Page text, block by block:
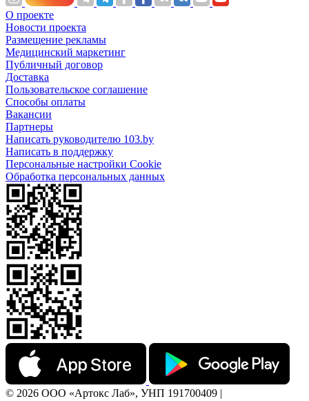
О проекте
Новости проекта
Размещение рекламы
Медицинский маркетинг
Публичный договор
Доставка
Пользовательское соглашение
Способы оплаты
Вакансии
Партнеры
Написать руководителю 103.by
Написать в поддержку
Персональные настройки Cookie
Обработка персональных данных
© 2026 ООО «Артокс Лаб», УНП 191700409 |